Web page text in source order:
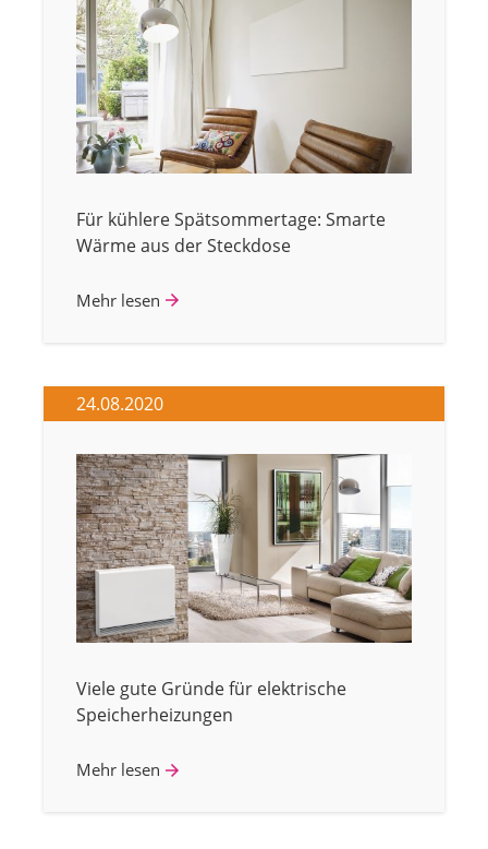
Für kühlere Spätsommertage: Smarte
Wärme aus der Steckdose
Mehr lesen
24.08.2020
Viele gute Gründe für elektrische
Speicherheizungen
Mehr lesen